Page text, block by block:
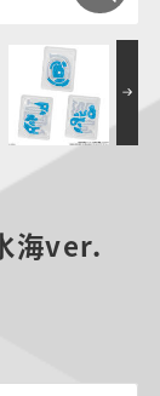
オキャラクタ
ーズ
キャラデコ
海ver.